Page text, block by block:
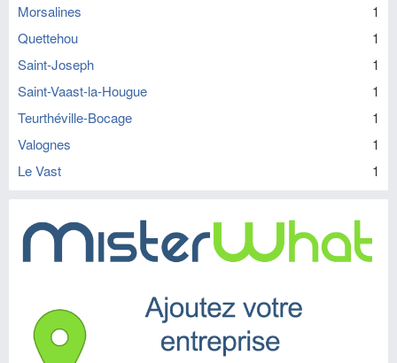
Morsalines
1
Quettehou
1
Saint-Joseph
1
Saint-Vaast-la-Hougue
1
Teurthéville-Bocage
1
Valognes
1
Le Vast
1